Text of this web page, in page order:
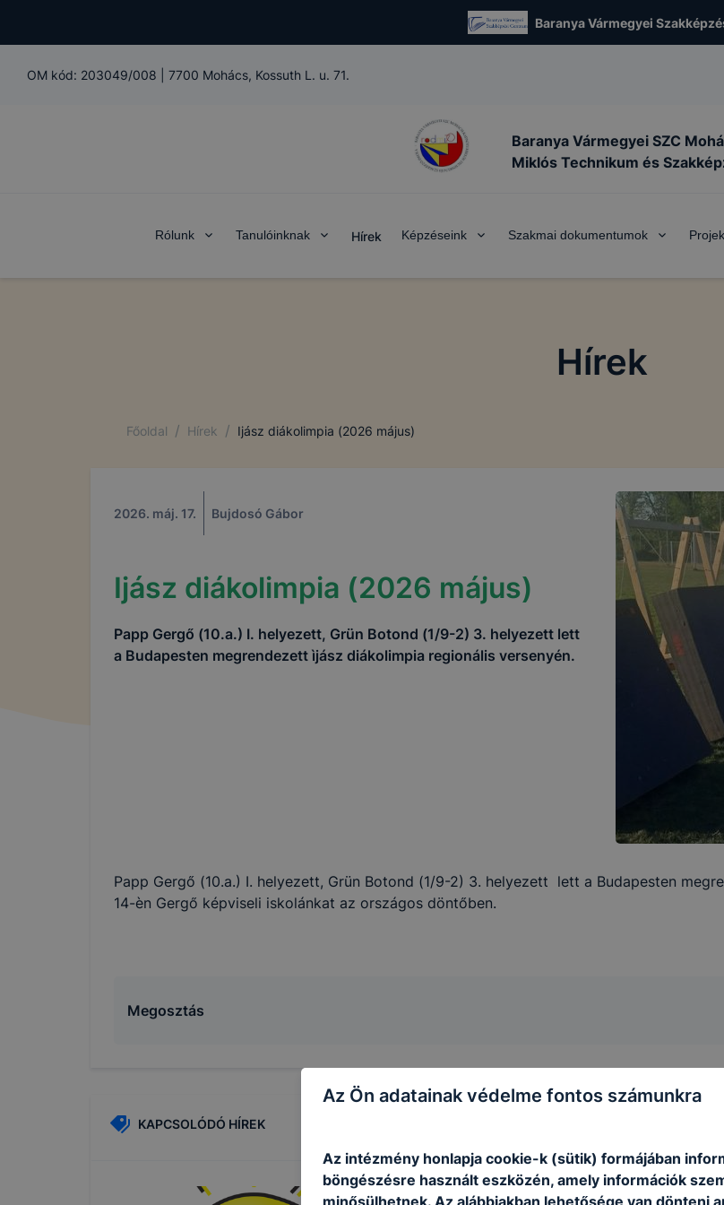
Baranya Vármegyei
OM kód: 203049/008 7700 Mohács, Kossuth L. u. 71.
Baranya Vármegyei SZC
Miklós Technikum és
Rólunk Tanulóinknak Hírek Képzéseink Szakmai dokumentumok
Hírek
Főoldal / Hírek / Ijász diákolimpia (2026 május)
2026. máj. 17. Bujdosó Gábor
Ijász diákolimpia (2026 május)
Papp Gergő (10.a.) I. helyezett, Grün Botond (1/9-2) 3. helyezett lett
a Budapesten megrendezett ìjász diákolimpia regionális versenyén.
Papp Gergő (10.a.) I. helyezett, Grün Botond (1/9-2) 3. helyezett lett a Budapesten
14-èn Gergő képviseli iskolánkat az országos döntőben.
Megosztás
KAPCSOLÓDÓ HÍREK
Az Ön adatainak védelme fontos számunkra
Az intézmény honlapja cookie-k (sütik) formájában
böngészésre használt eszközén, amely információk
minősülhetnek. Az alábbiakban lehetősége van dönteni